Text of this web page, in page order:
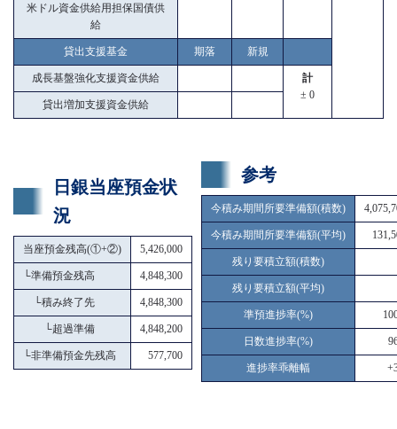
米ドル資金供給用担保国債供
給
貸出支援基金 期落 新規
成長基盤強化支援資金供給
計
± 0
貸出増加支援資金供給
日銀当座預金状
況
当座預金残高(①+②) 5,426,000
└準備預金残高 4,848,300
└積み終了先 4,848,300
└超過準備 4,848,200
└非準備預金先残高 577,700
参考
今積み期間所要準備額(積数)
今積み期間所要準備額(平均)
残り要積立額(積数)
残り要積立額(平均)
準預進捗率(%)
日数進捗率(%)
進捗率乖離幅